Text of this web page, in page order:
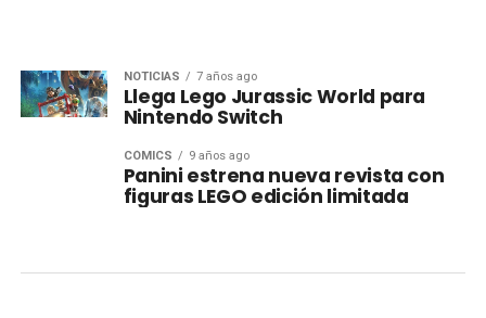
NOTICIAS 7 años ago
Llega Lego Jurassic World para
Nintendo Switch
CÓMICS 9 años ago
Panini estrena nueva revista con
figuras LEGO edición limitada